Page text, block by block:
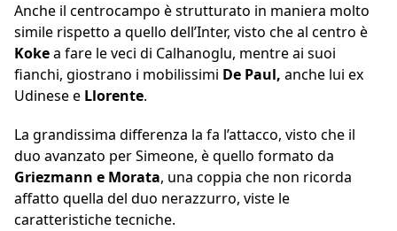
Anche il centrocampo è strutturato in maniera molto
simile rispetto a quello dell’Inter, visto che al centro è
Kokea fare le veci di Calhanoglu, mentre ai suoi
fianchi, giostrano i mobilissimi De Paul, anche lui ex
Udinese e Llorente.
La grandissima differenza la fa l’attacco, visto che il
duo avanzato per Simeone, è quello formato da
Griezmann e Morata, una coppia che non ricorda
affatto quella del duo nerazzurro, viste le
caratteristiche tecniche.